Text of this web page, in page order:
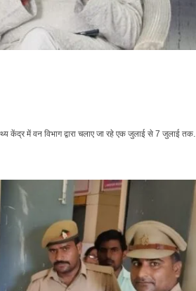
केंद्र में वन विभाग द्वारा चलाए जा रहे एक जुलाई से 7 जुलाई